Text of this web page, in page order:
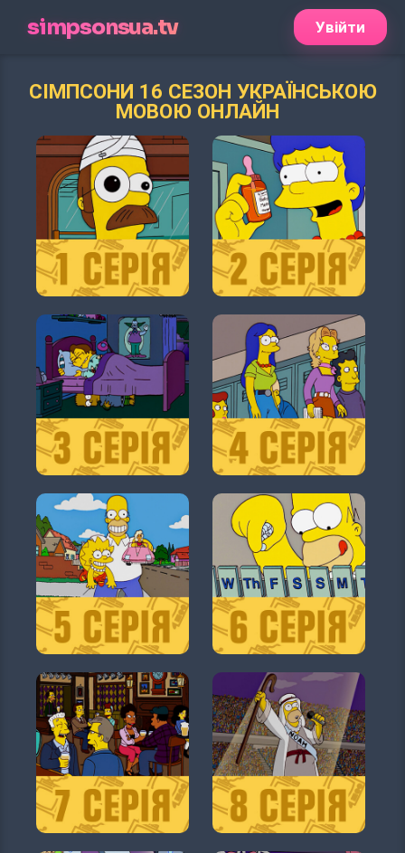
simpsonsua.tv Увійти
СІМПСОНИ 16 СЕЗОН УКРАЇНСЬКОЮ
МОВОЮ ОНЛАЙН